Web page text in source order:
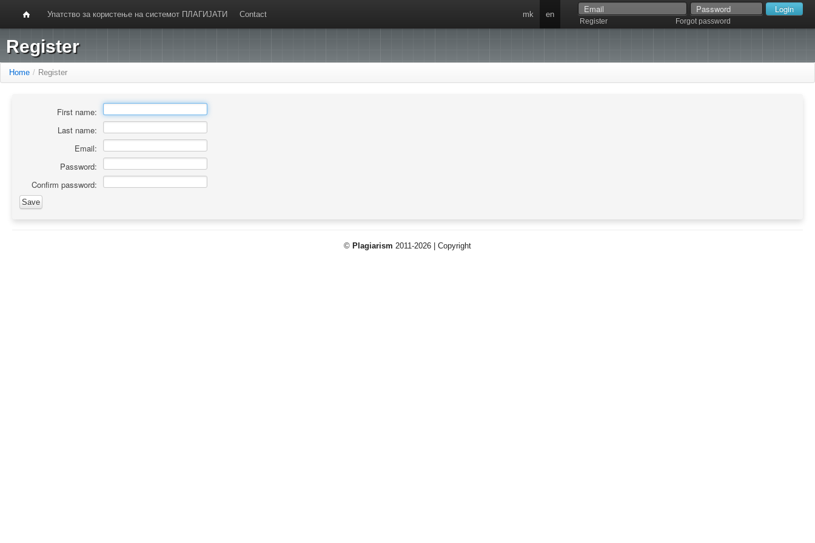
Упатство за користење на системот ПЛАГИЈАТИ Contact
Register Forgot password
mk en
Register
Home / Register
First name:
Last name:
Email:
Password:
Confirm password:
© Plagiarism 2011-2026 | Copyright